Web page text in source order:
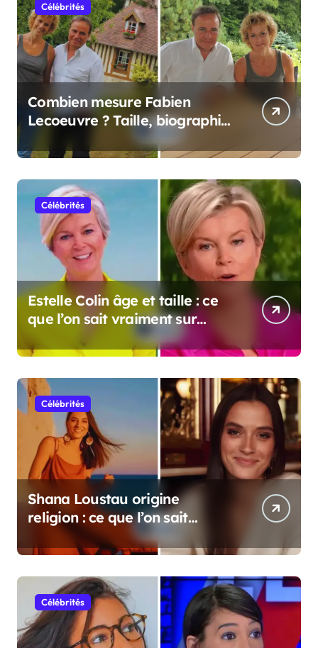
Célébrités
Combien mesure Fabien
Lecoeuvre ? Taille, biographie
et informations complètes
Célébrités
Estelle Colin âge et taille : ce
que l’on sait vraiment sur
cette personnalité
Célébrités
Shana Loustau origine
religion : ce que l’on sait
vraiment
Célébrités